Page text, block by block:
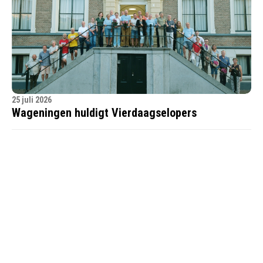
25 juli 2026
Wageningen huldigt Vierdaagselopers